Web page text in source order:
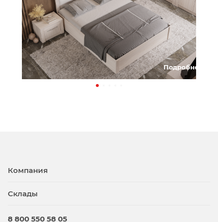
Подробнее
Компания
Склады
8 800 550 58 05